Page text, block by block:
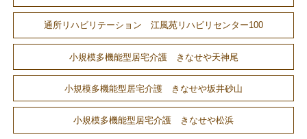
通所リハビリテーション 江風苑リハビリセンター100
小規模多機能型居宅介護 きなせや天神尾
小規模多機能型居宅介護 きなせや坂井砂山
小規模多機能型居宅介護 きなせや松浜